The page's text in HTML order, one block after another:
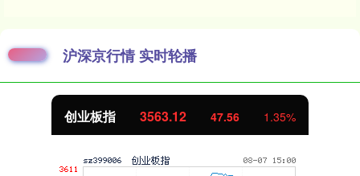
沪深京行情 实时轮播
创业板指 3563.12 47.56 1.35%